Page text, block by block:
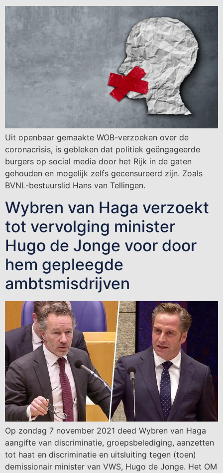
Uit openbaar gemaakte WOB-verzoeken over de
coronacrisis, is gebleken dat politiek geëngageerde
burgers op social media door het Rijk in de gaten
gehouden en mogelijk zelfs gecensureerd zijn. Zoals
BVNL-bestuurslid Hans van Tellingen.
Wybren van Haga verzoekt
tot vervolging minister
Hugo de Jonge voor door
hem gepleegde
ambtsmisdrijven
Op zondag 7 november 2021 deed Wybren van Haga
aangifte van discriminatie, groepsbelediging, aanzetten
tot haat en discriminatie en uitsluiting tegen (toen)
demissionair minister van VWS, Hugo de Jonge. Het OM